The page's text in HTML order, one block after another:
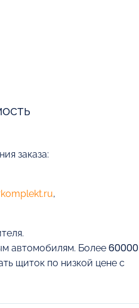
заказа:
,
автомобилям. Более 60000
щиток по низкой цене с